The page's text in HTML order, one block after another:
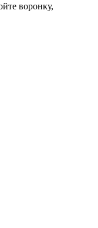
воронку,